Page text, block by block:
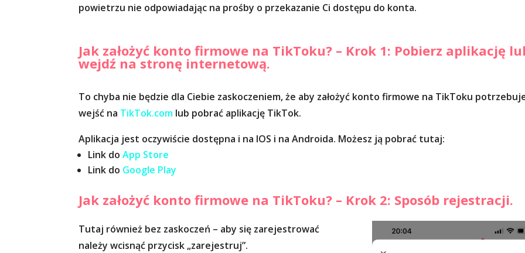
powietrzu nie odpowiadając na prośby o przekazanie Ci dostępu do konta.
Jak założyć konto firmowe na TikToku? – Krok 1: Pobierz aplikację
wejdź na stronę internetową.
To chyba nie będzie dla Ciebie zaskoczeniem, że aby założyć konto firmowe na TikToku
wejść na TikTok.com lub pobrać aplikację TikTok.
Aplikacja jest oczywiście dostępna i na IOS i na Androida. Możesz ją pobrać tutaj:
Link doApp Store
Link do Google Play
Jak założyć konto firmowe na TikToku? – Krok 2: Sposób rejestracji.
Tutaj również bez zaskoczeń – aby się zarejestrować
należy wcisnąć przycisk „zarejestruj”.